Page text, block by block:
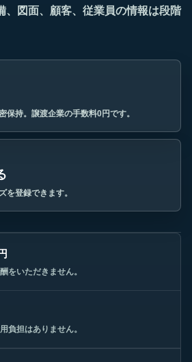
、図面、顧客、従業員の情報は段階
保持。譲渡企業の手数料0円です。
を登録できます。
をいただきません。
負担はありません。